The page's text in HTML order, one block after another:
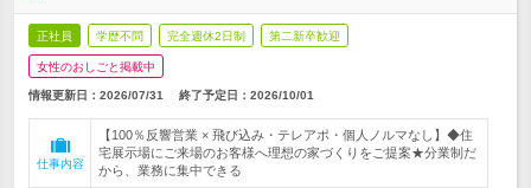
正社員 学歴不問 完全週休2日制 第二新卒歓迎
女性のおしごと掲載中
情報更新日：2026/07/31 終了予定日： 2026/10/01
仕事内容
【100％反響営業 × 飛び込み・テレアポ・個人ノルマなし】◆住
宅展示場にご来場のお客様へ理想の家づくりをご提案★分業制だ
から、業務に集中できる